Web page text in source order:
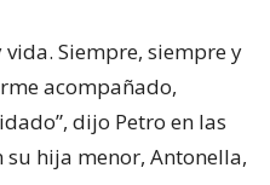
Siempre, siempre y
acompañado,
dijo Petro en las
su hija menor, Antonella,